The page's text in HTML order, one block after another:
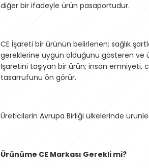
diğer bir ifadeyle ürün pasaportudur.
CE İşareti bir ürünün belirlenen; sağlık
gereklerine uygun olduğunu gösteren ve
İşaretini taşıyan bir ürün; insan emniyeti,
tasarrufunu ön görür.
Üreticilerin Avrupa Birliği ülkelerinde
Ürünüme CE Markası Gerekli mi?